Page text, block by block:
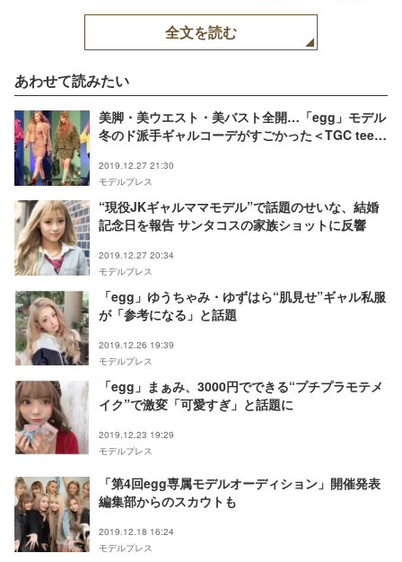
全文を読む
あわせて読みたい
美脚・美ウエスト・美バスト全開…「egg」モデル
冬のド派手ギャルコーデがすごかった＜TGC teen
2019.12.27 21:30
モデルプレス
“現役JKギャルママモデル”で話題のせいな、結婚
記念日を報告 サンタコスの家族ショットに反響
2019.12.27 20:34
モデルプレス
「egg」ゆうちゃみ・ゆずはら“肌見せ”ギャル私服
が「参考になる」と話題
2019.12.26 19:39
モデルプレス
「egg」まぁみ、3000円でできる“プチプラモテメ
イク”で激変「可愛すぎ」と話題に
2019.12.23 19:29
モデルプレス
「第4回egg専属モデルオーディション」開催発表
編集部からのスカウトも
2019.12.18 16:24
モデルプレス